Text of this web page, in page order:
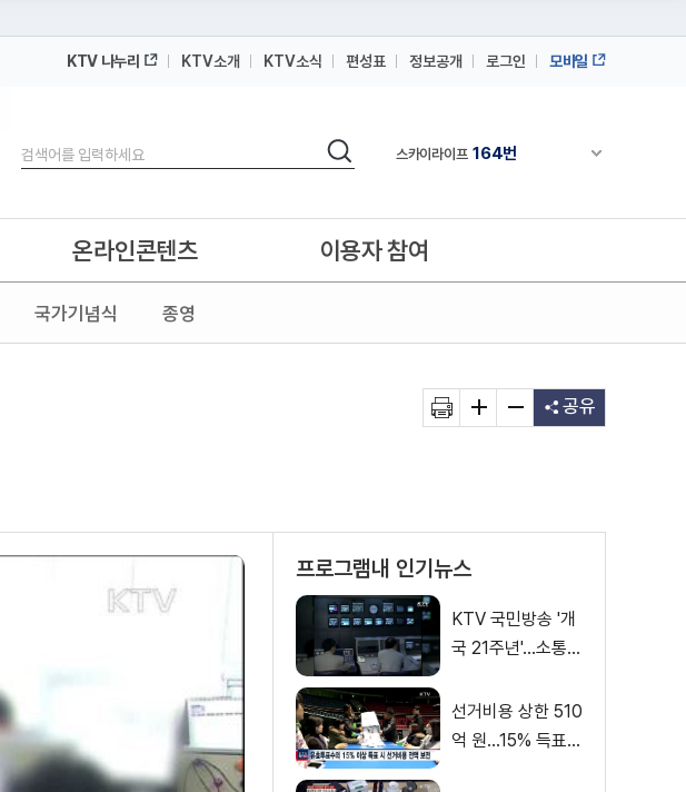
KTV 나누리 KTV소개 KTV소식 편성표 정보공개 로그인 모바일
검색
검색 채널안내 펼쳐
스카이라이프 164번
스카이라이프 164번
스카이라이프
국가기념식 종영
온라인콘텐츠 이용자 참여
공유
프로그램내 인기뉴스
KTV 국민방송 '개
국 21주년'…소통의
선거비용 상한 510
억 원…15% 득표